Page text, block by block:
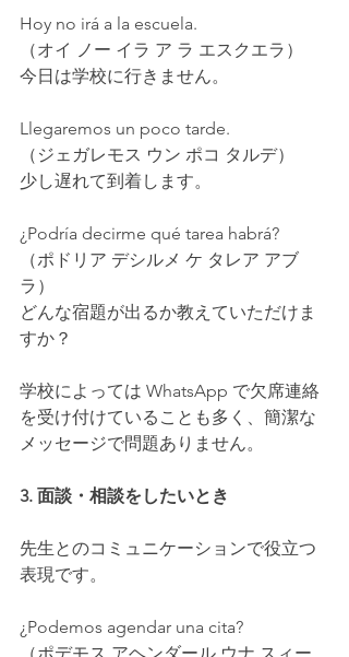
Hoy no irá a la escuela.
（オイ ノー イラ ア ラ エスクエラ）
今日は学校に行きません。
Llegaremos un poco tarde.
（ジェガレモス ウン ポコ タルデ）
少し遅れて到着します。
¿Podría decirme qué tarea habrá?
（ポドリア デシルメ ケ タレア アブ
ラ）
どんな宿題が出るか教えていただけま
すか？
学校によっては WhatsApp で欠席連絡
を受け付けていることも多く、簡潔な
メッセージで問題ありません。
3. 面談・相談をしたいとき
先生とのコミュニケーションで役立つ
表現です。
¿Podemos agendar una cita?